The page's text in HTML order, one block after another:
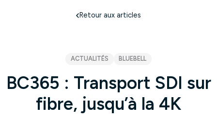
BC365 : Transport SDI sur
fibre, jusqu’à la 4K
Retour aux articles
ACTUALITÉS BLUEBELL